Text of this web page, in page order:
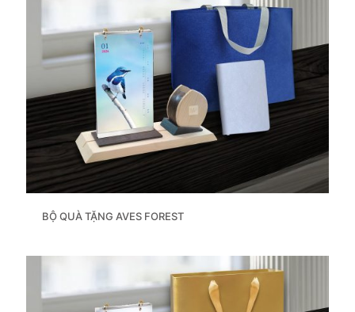
BỘ QUÀ TẶNG AVES FOREST